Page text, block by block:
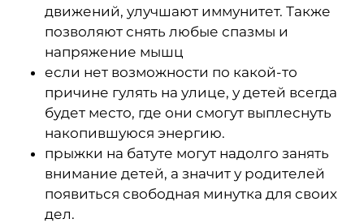
движений, улучшают иммунитет. Также
позволяют снять любые спазмы и
напряжение мышц
если нет возможности по какой-то
причине гулять на улице, у детей всегда
будет место, где они смогут выплеснуть
накопившуюся энергию.
прыжки на батуте могут надолго занять
внимание детей, а значит у родителей
появиться свободная минутка для своих
дел.